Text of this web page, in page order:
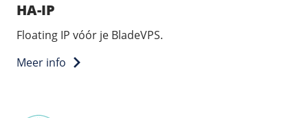
HA-IP
Floating IP vóór je BladeVPS.
Meer info